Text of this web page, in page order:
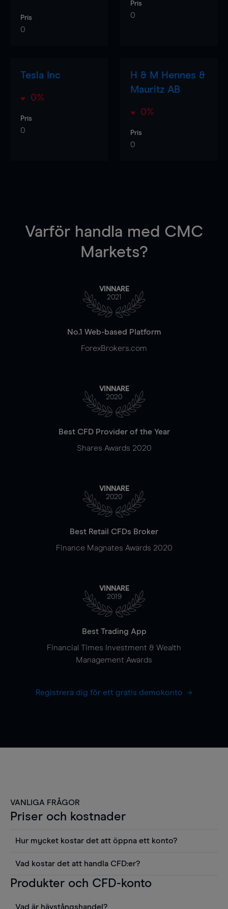
Pris
0
Pris
0
Tesla Inc
0%
Pris
0
H & M Hennes &
Mauritz AB
0%
Pris
0
Varför handla med CMC
Markets?
VINNARE
2021
No.1 Web-based Platform
ForexBrokers.com
VINNARE
2020
Best CFD Provider of the Year
Shares Awards 2020
VINNARE
2020
Best Retail CFDs Broker
Finance Magnates Awards 2020
VINNARE
2019
Best Trading App
Financial Times Investment & Wealth
Management Awards
Registrera dig för ett gratis demokonto
VANLIGA FRÅGOR
Priser och kostnader
Hur mycket kostar det att öppna ett konto?
använda sådana verktyg som diagram, Reuters
aktierapporter utan kostnad.
Vad kostar det att handla CFD:er?
Det är en rad kostnader att tänka på när man
innehavskostnader (för positioner som hålls öppna
Produkter och CFD-konto
Vad är hävstångshandel?